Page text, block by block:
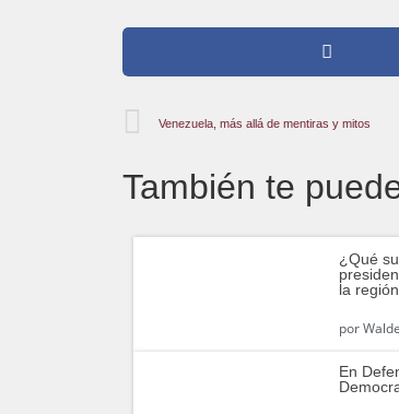
Venezuela, más allá de mentiras y mitos
También te
¿Qué
la
por
En